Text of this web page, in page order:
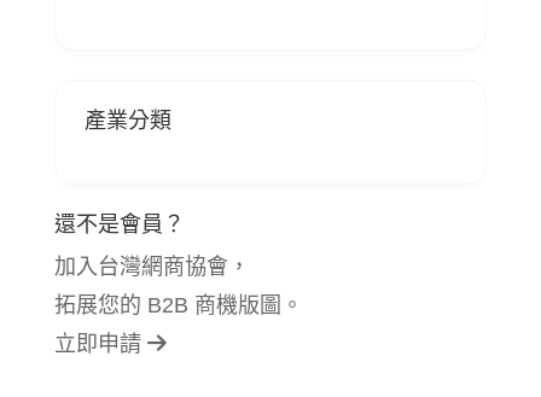
產業分類
還不是會員？
加入台灣網商協會，
拓展您的 B2B 商機版圖。
立即申請